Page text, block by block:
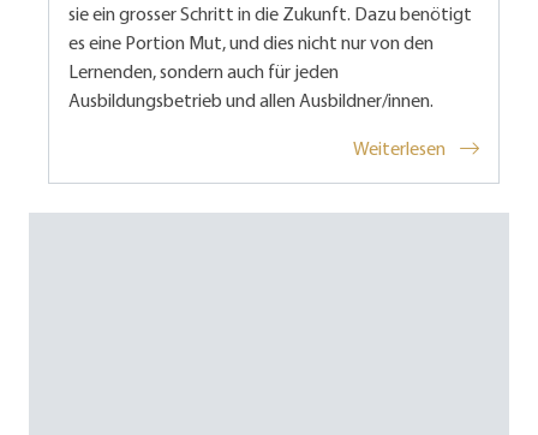
sie ein grosser Schritt in die Zukunft. Dazu benötigt
es eine Portion Mut, und dies nicht nur von den
Lernenden, sondern auch für jeden
Ausbildungsbetrieb und allen Ausbildner/innen.
Weiterlesen